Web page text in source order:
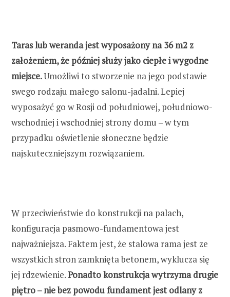
Taras lub weranda jest wyposażony na 36 m2 z
założeniem, że później służy jako ciepłe i wygodne
miejsce.Umożliwi to stworzenie na jego podstawie
swego rodzaju małego salonu-jadalni. Lepiej
wyposażyć go w Rosji od południowej, południowo-
wschodniej i wschodniej strony domu – w tym
przypadku oświetlenie słoneczne będzie
najskuteczniejszym rozwiązaniem.
W przeciwieństwie do konstrukcji na palach,
konfiguracja pasmowo-fundamentowa jest
najważniejsza. Faktem jest, że stalowa rama jest ze
wszystkich stron zamknięta betonem, wyklucza się
jej rdzewienie.Ponadto konstrukcja wytrzyma drugie
piętro – nie bez powodu fundament jest odlany z